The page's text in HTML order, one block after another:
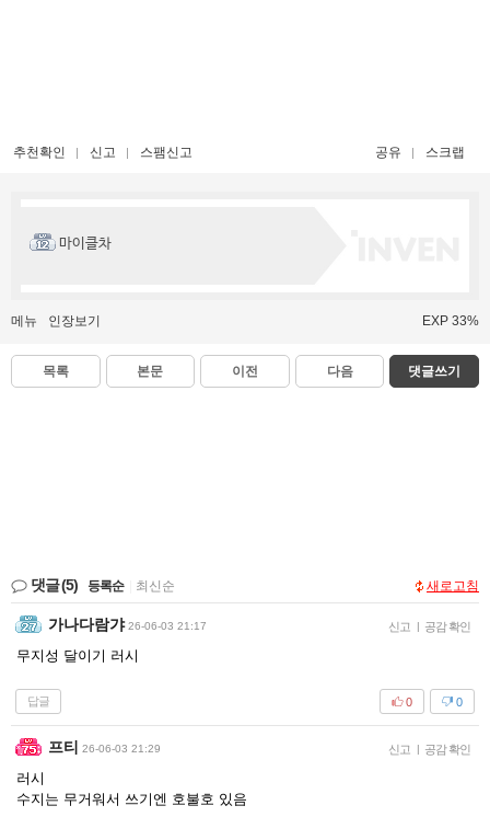
추천확인 신고 스팸신고 공유 스크랩
마이클차
메뉴 인장보기 EXP 33%
목록 본문 이전 다음 댓글쓰기
댓글(5) 등록순 최신순 새로고침
가나다람갸 26-06-03 21:17 신고 | 공감 확인
무지성 달이기 러시
답글 0
0
프티 26-06-03 21:29 신고 | 공감 확인
러시
수지는 무거워서 쓰기엔 호불호 있음